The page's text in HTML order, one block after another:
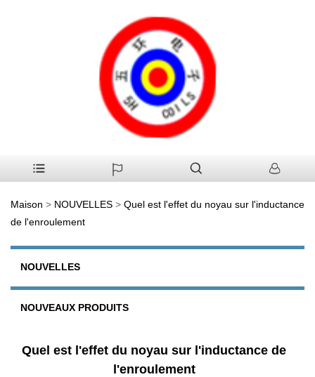
Maison > NOUVELLES > Quel est l'effet du noyau sur l'inductance
de l'enroulement
NOUVELLES
NOUVEAUX PRODUITS
Quel est l'effet du noyau sur l'inductance de
l'enroulement